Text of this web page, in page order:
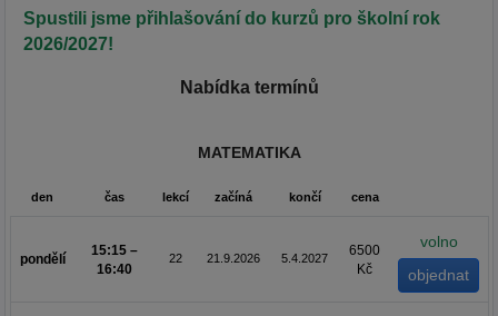
Spustili jsme přihlašování do kurzů pro školní rok
2026/2027!
Nabídka termínů
MATEMATIKA
den čas lekcí začíná končí cena
pondělí
15:15 –
16:40
22 21.9.2026 5.4.2027
6500
Kč
volno